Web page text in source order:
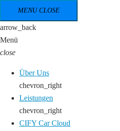
MENU CLOSE
arrow_back
Menü
close
Über Uns
chevron_right
Leistungen
chevron_right
CIFY Car Cloud